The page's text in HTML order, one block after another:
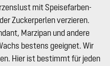
mit Speisefarben-
Zuckerperlen verzieren.
Marzipan und andere
bestens geeignet. Wir
Hier ist bestimmt für jeden